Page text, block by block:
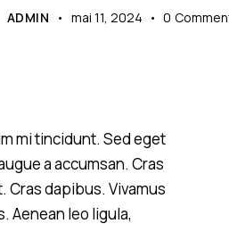
ADMIN mai 11, 2024 0
mi tincidunt. Sed eget
a accumsan. Cras
dapibus. Vivamus
Aenean leo ligula,